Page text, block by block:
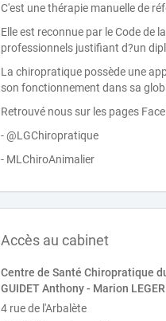
C'est une thérapie manuelle de
Elle est reconnue par le Code de
professionnels justifiant d?un
La chiropratique possède une
son fonctionnement dans sa
Retrouvé nous sur les pages
- @LGChiropratique
- MLChiroAnimalier
Accès au cabinet
Centre de Santé Chiropratique
GUIDET Anthony - Marion LEGER
4 rue de l'Arbalète